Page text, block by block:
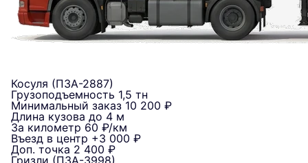
Косуля (ПЗА-2887)
Грузоподъемность 1,5 тн
Минимальный заказ 10 200 ₽
Длина кузова до 4 м
За километр 60 ₽/км
Въезд в центр +3 000 ₽
Доп. точка 2 400 ₽